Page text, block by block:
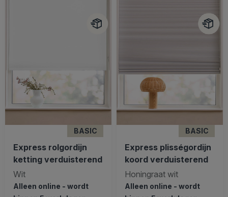
BASIC
Express rolgordijn
ketting verduisterend
Wit
Alleen online - wordt
BASIC
Express plisségordijn
koord verduisterend
Honingraat wit
Alleen online - wordt